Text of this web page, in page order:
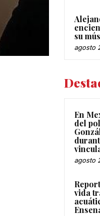
su
agosto
En
del
agosto
vida